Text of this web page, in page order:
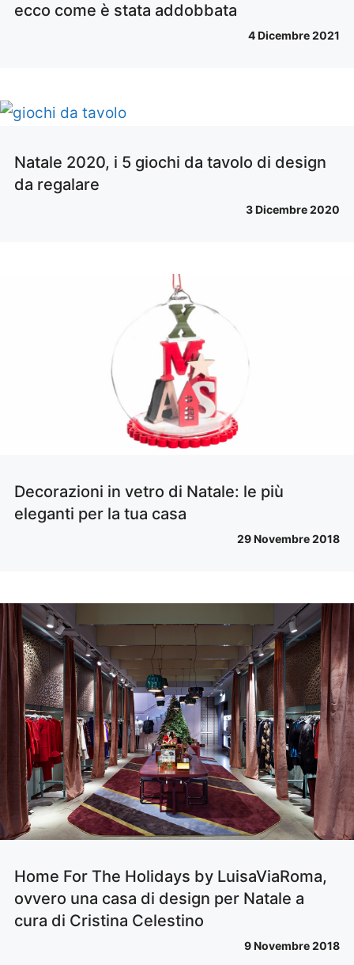
ecco come è stata addobbata
4 Dicembre 2021
Natale 2020, i 5 giochi da tavolo di design
da regalare
3 Dicembre 2020
Decorazioni in vetro di Natale: le più
eleganti per la tua casa
29 Novembre 2018
Home For The Holidays by LuisaViaRoma,
ovvero una casa di design per Natale a
cura di Cristina Celestino
9 Novembre 2018